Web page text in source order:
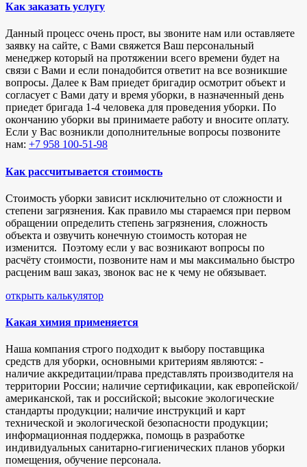
Как заказать услугу
Данный процесс очень прост, вы звоните нам или оставляете
заявку на сайте, с Вами свяжется Ваш персональный
менеджер который на протяжении всего времени будет на
связи с Вами и если понадобится ответит на все возникшие
вопросы. Далее к Вам приедет бригадир осмотрит объект и
согласует с Вами дату и время уборки, в назначенный день
приедет бригада 1-4 человека для проведения уборки. По
окончанию уборки вы принимаете работу и вносите оплату.
Если у Вас возникли дополнительные вопросы позвоните
нам: +7 958 100-51-98
Как рассчитывается стоимость
Стоимость уборки зависит исключительно от сложности и
степени загрязнения. Как правило мы стараемся при первом
обращении определить степень загрязнения, сложность
объекта и озвучить конечную стоимость которая не
изменится. Поэтому если у вас возникают вопросы по
расчёту стоимости, позвоните нам и мы максимально быстро
расценим ваш заказ, звонок вас не к чему не обязывает.
открыть калькулятор
Какая химия применяется
Наша компания строго подходит к выбору поставщика
средств для уборки, основными критериям являются: -
наличие аккредитации/права представлять производителя на
территории России; наличие сертификации, как европейской/
американской, так и российской; высокие экологические
стандарты продукции; наличие инструкций и карт
технической и экологической безопасности продукции;
информационная поддержка, помощь в разработке
индивидуальных санитарно-гигиенических планов уборки
помещения, обучение персонала.